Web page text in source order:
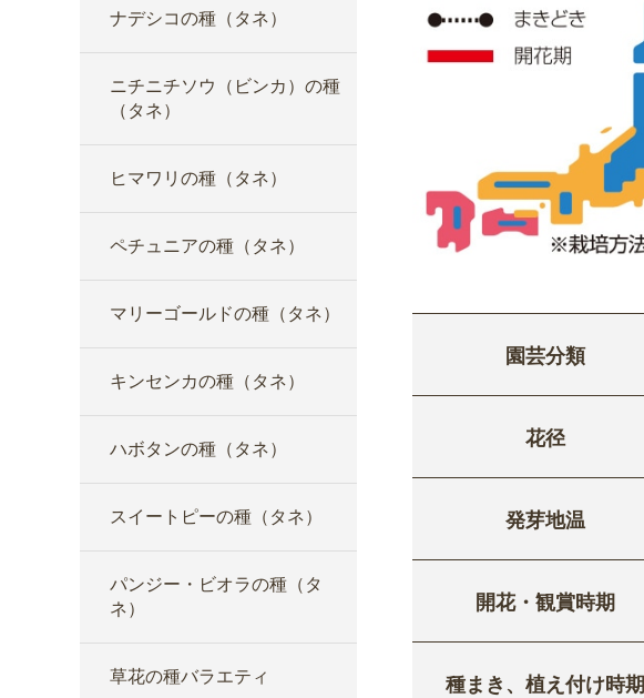
ナデシコの種（タネ）
ニチニチソウ（ビンカ）の種
（タネ）
ヒマワリの種（タネ）
ペチュニアの種（タネ）
マリーゴールドの種（タネ）
キンセンカの種（タネ）
ハボタンの種（タネ）
スイートピーの種（タネ）
パンジー・ビオラの種（タ
ネ）
草花の種バラエティ
園芸分類
花径
発芽地温
開花・観賞時期
種まき、植え付け時期